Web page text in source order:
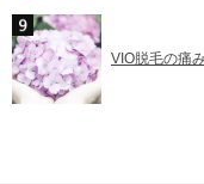
VIO脱毛の痛